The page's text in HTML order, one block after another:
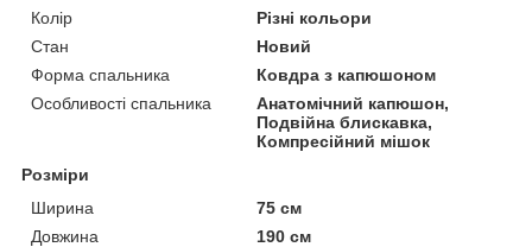
Колір
Різні кольори
Стан
Новий
Форма спальника
Ковдра з капюшоном
Особливості спальника
Анатомічний капюшон,
Подвійна блискавка,
Компресійний мішок
Розміри
Ширина
75 см
Довжина
190 см